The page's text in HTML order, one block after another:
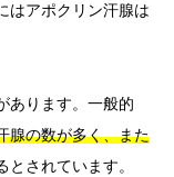
はアポクリン汗腺は
あります。一般的
腺の数が多く、また
とされています。